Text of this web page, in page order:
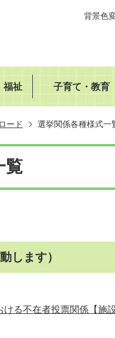
背景色
福祉 子育て・教育
ード 選挙関係各種様式一
覧
します）
る不在者投票関係【施